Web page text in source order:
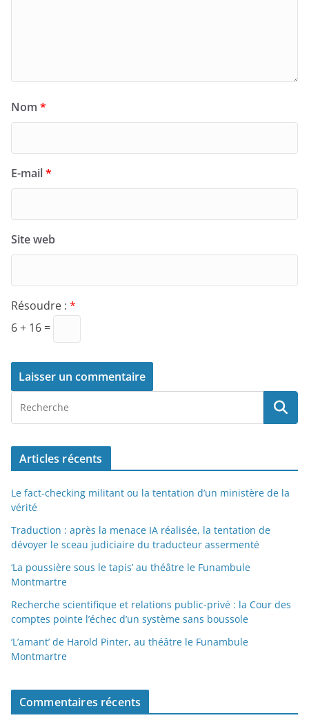
Nom *
E-mail*
Site web
Résoudre : *
6 + 16 =
Articles récents
Le fact-checking militant ou la tentation d’un ministère de la
vérité
Traduction : après la menace IA réalisée, la tentation de
dévoyer le sceau judiciaire du traducteur assermenté
‘La poussière sous le tapis’ au théâtre le Funambule
Montmartre
Recherche scientifique et relations public-privé : la Cour des
comptes pointe l’échec d’un système sans boussole
‘L’amant’ de Harold Pinter, au théâtre le Funambule
Montmartre
Commentaires récents